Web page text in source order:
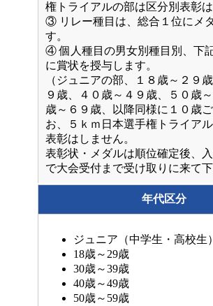
権トライアルの部は区分別表彰は
③ リレー種目は、総合１位にメ
す。
④ 個人種目の男女別種目別、下
に賞状を授与します。
（ジュニアの部、１８歳～２９
９歳、４０歳～４９歳、５０歳
歳～６９歳、以降同様に１０歳
お、５ｋｍ日本選手権トライア
表彰はしません。
表彰状・メダルは順位確定後、
で大会受付まで受け取りに来て下
年代区分
ジュニア（中学生・高校生）
18歳～29歳
30歳～39歳
40歳～49歳
50歳～59歳